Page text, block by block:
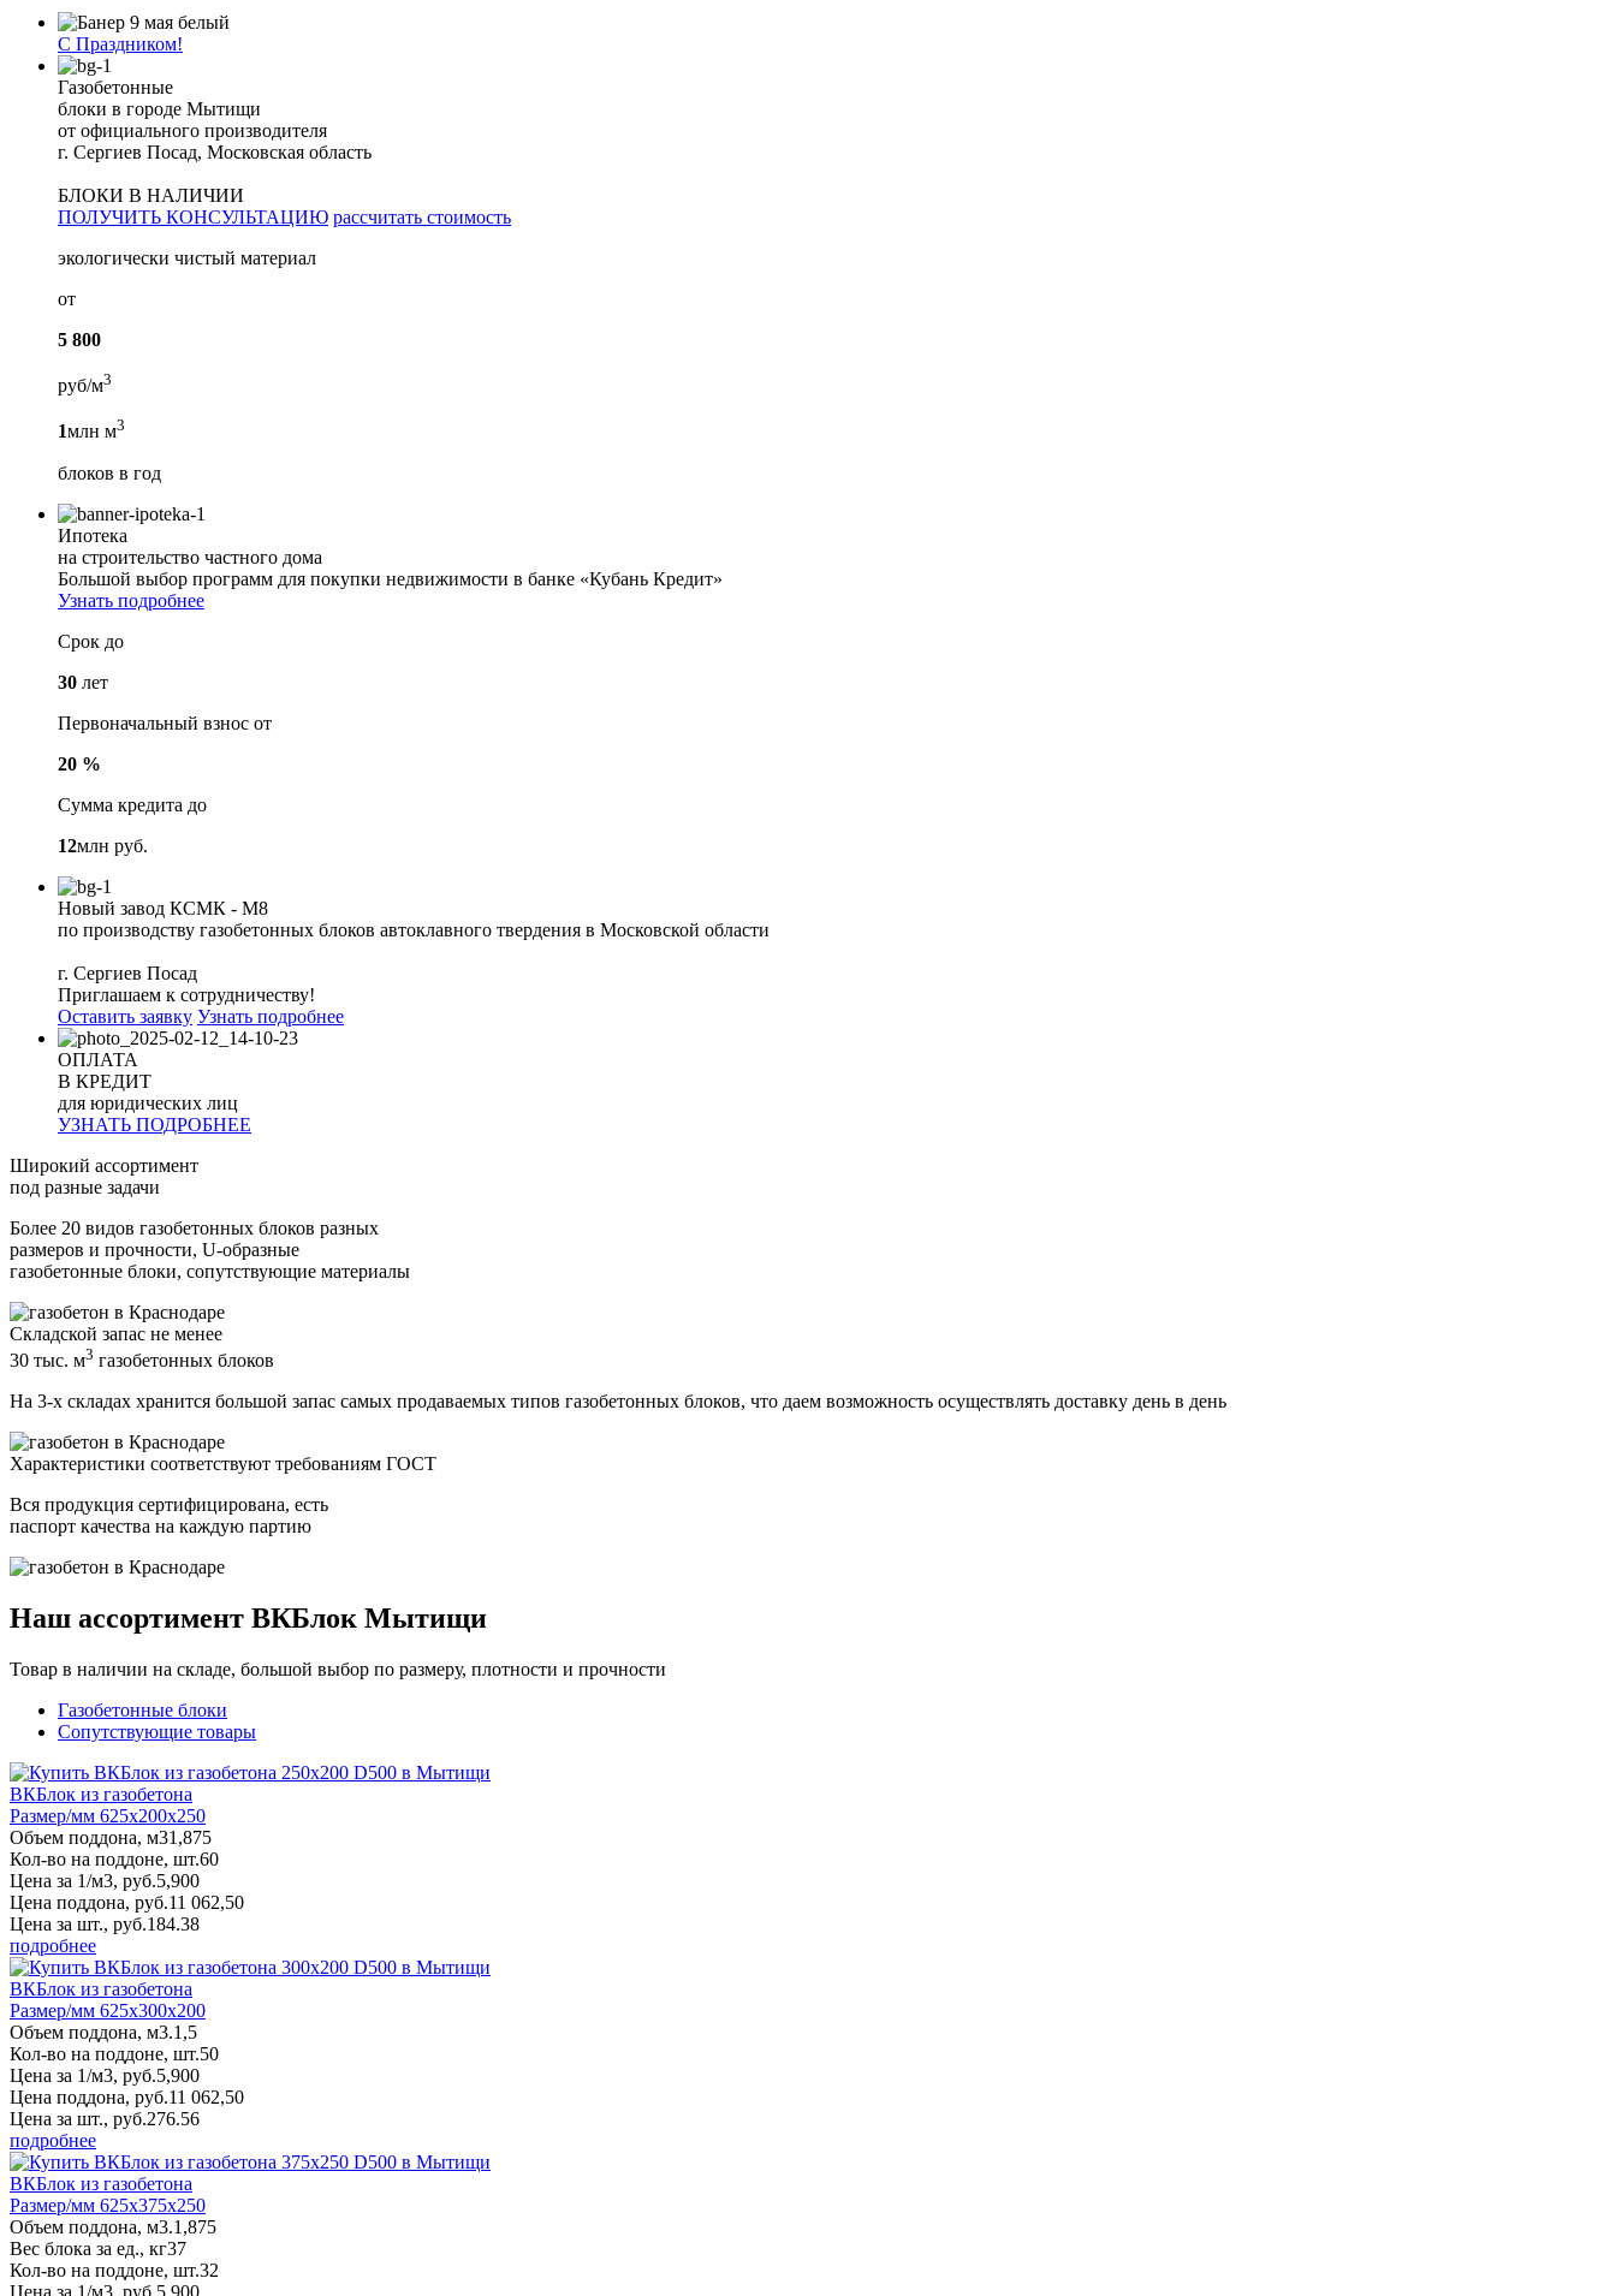
С Праздником!
Газобетонные
блоки в городе Мытищи
от официального производителя
г. Сергиев Посад, Московская область
БЛОКИ В НАЛИЧИИ
ПОЛУЧИТЬ КОНСУЛЬТАЦИЮ рассчитать стоимость
экологически чистый материал
от
5 800
руб/м3
1млн м3
блоков в год
Ипотека
на строительство частного дома
Большой выбор программ для покупки недвижимости в банке «Кубань Кредит»
Узнать подробнее
Срок до
30 лет
Первоначальный взнос от
20 %
Сумма кредита до
12млн руб.
Новый завод КСМК - М8
по производству газобетонных блоков автоклавного твердения в Московской области
г. Сергиев Посад
Приглашаем к сотрудничеству!
Оставить заявку Узнать подробнее
ОПЛАТА
В КРЕДИТ
для юридических лиц
УЗНАТЬ ПОДРОБНЕЕ
Широкий ассортимент
под разные задачи
Более 20 видов газобетонных блоков разных
размеров и прочности, U-образные
газобетонные блоки, сопутствующие материалы
Складской запас не менее
30 тыс. м3 газобетонных блоков
На 3-х складах хранится большой запас самых продаваемых типов газобетонных блоков, что даем возможность осуществлять доставку день в день
Характеристики соответствуют требованиям ГОСТ
Вся продукция сертифицирована, есть
паспорт качества на каждую партию
Наш ассортимент ВКБлок Мытищи
Товар в наличии на складе, большой выбор по размеру, плотности и прочности
Газобетонные блоки
Сопутствующие товары
ВКБлок из газобетона
Размер/мм 625x200x250
Объем поддона, м31,875
Кол-во на поддоне, шт.60
Цена за 1/м3, руб.5,900
Цена поддона, руб.11 062,50
Цена за шт., руб.184.38
подробнее
ВКБлок из газобетона
Размер/мм 625x300x200
Объем поддона, м3.1,5
Кол-во на поддоне, шт.50
Цена за 1/м3, руб.5,900
Цена поддона, руб.11 062,50
Цена за шт., руб.276.56
подробнее
ВКБлок из газобетона
Размер/мм 625x375x250
Объем поддона, м3.1,875
Вес блока за ед., кг37
Кол-во на поддоне, шт.32
Цена за 1/м3, руб. 5,900